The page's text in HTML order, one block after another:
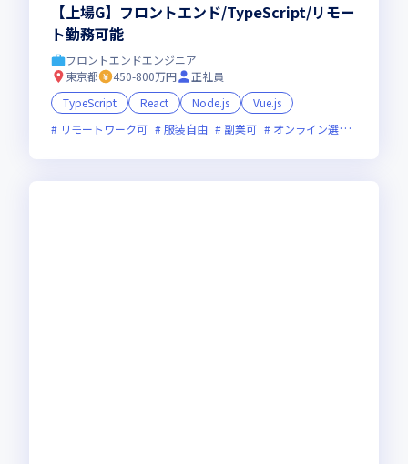
【上場G】フロントエンド/TypeScript/リモー
ト勤務可能
フロントエンドエンジニア
東京都
450-800万円
正社員
TypeScript
React Node.js
Vue.js
リモートワーク可
服装自由 副業可 オンライン選考可